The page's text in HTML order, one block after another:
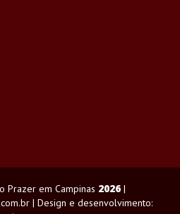
Prazer em Campinas 2026 |
| Design e desenvolvimento: